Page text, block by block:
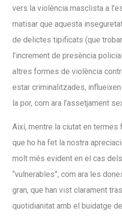
vers la violència masclista a
matisar que aquesta
de delictes tipificats (que
l’increment de presència
altres formes de violència
estar criminalitzades,
la por, com ara l’assetjament
Així, mentre la ciutat en termes
que ho ha fet la nostra
molt més evident en el cas
“vulnerables”, com ara les
gran, que han vist clarament
quotidianitat amb el buidatge